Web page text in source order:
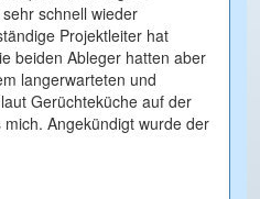
schnell wieder
Projektleiter hat
beiden Ableger hatten aber
langerwarteten und
Gerüchteküche auf der
Angekündigt wurde der